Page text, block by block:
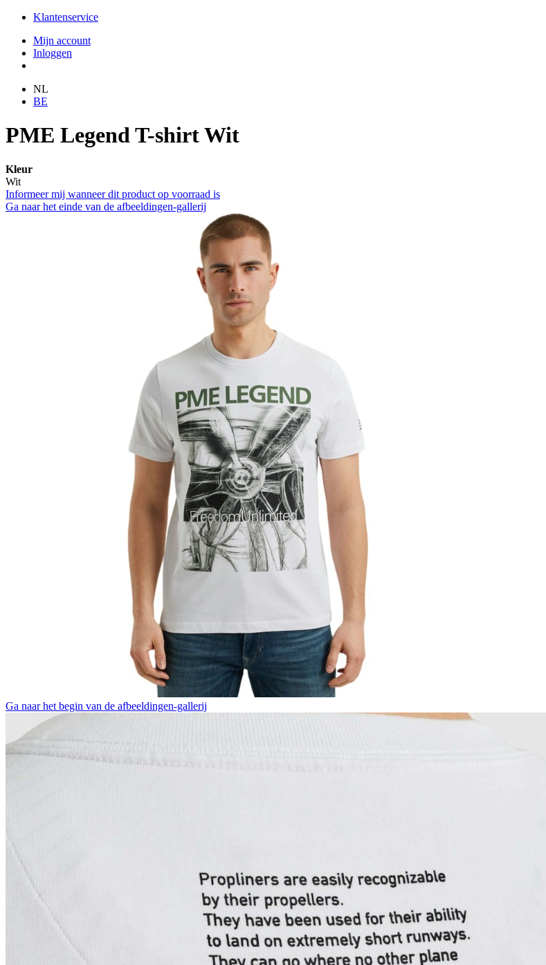
Klantenservice
Mijn account
Inloggen
NL
BE
PME Legend T-shirt Wit
Kleur
Wit
Informeer mij wanneer dit product op voorraad is
Ga naar het einde van de afbeeldingen-gallerij
Ga naar het begin van de afbeeldingen-gallerij